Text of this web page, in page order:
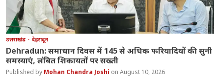
उत्तराखंड देहरादून
Dehradun: समाधान दिवस में 145 से अधिक फरियादियों की सुनी
समस्याएं, लंबित शिकायतों पर सख्ती
Mohan Chandra Joshi August 10, 2026